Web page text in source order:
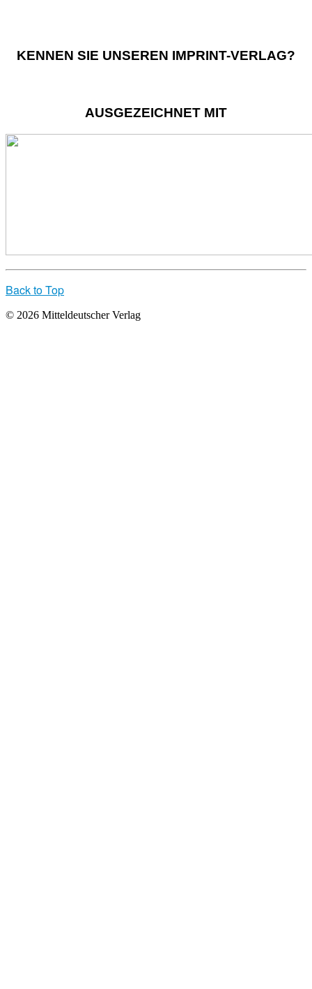
KENNEN SIE UNSEREN IMPRINT-VERLAG?
AUSGEZEICHNET MIT
Back to Top
© 2026 Mitteldeutscher Verlag